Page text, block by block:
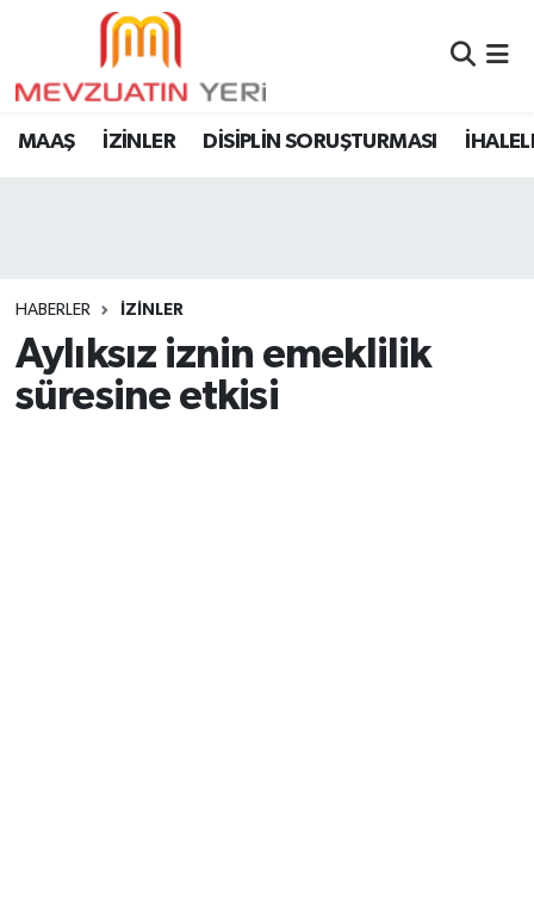
MAAŞ İZİNLER DİSİPLİN SORUŞTURMASI
HABERLER İZİNLER
Aylıksız iznin emeklilik
süresine etkisi